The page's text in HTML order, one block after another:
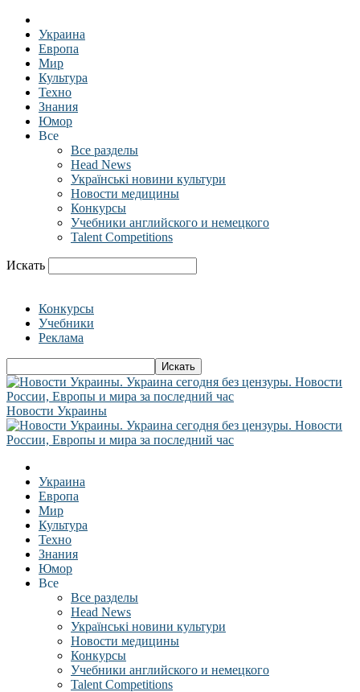
Украина
Европа
Мир
Культура
Техно
Знания
Юмор
Все
Все разделы
Head News
Українські новини культури
Новости медицины
Конкурсы
Учебники английского и немецкого
Talent Competitions
Искать
Конкурсы
Учебники
Реклама
Новости Украины
Украина
Европа
Мир
Культура
Техно
Знания
Юмор
Все
Все разделы
Head News
Українські новини культури
Новости медицины
Конкурсы
Учебники английского и немецкого
Talent Competitions